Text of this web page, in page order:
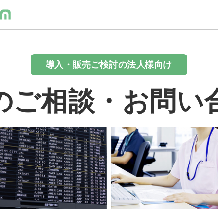
導入・販売ご検討の法人様向け
ご相談・お問い